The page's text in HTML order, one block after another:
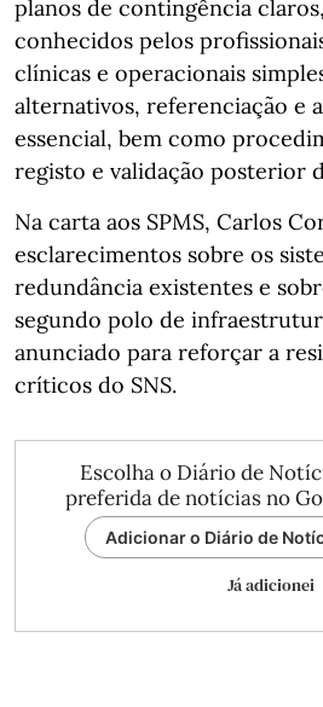
planos de contingência
conhecidos pelos
clínicas e operacionais
alternativos, referenciação e
essencial, bem como
registo e validação posterior
Na carta aos SPMS, Carlos
esclarecimentos sobre os
redundância existentes e
segundo polo de
anunciado para reforçar a
críticos do SNS.
Escolha o Diário de
preferida de notícias no
Adicionar o Diário de
Já adicionei